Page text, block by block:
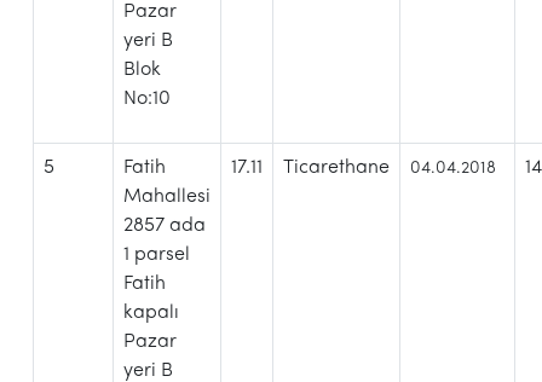
Pazar
yeri B
Blok
No:10
5
Fatih
Mahallesi
2857 ada
1 parsel
Fatih
kapalı
Pazar
yeri B
17.11 Ticarethane 04.04.2018